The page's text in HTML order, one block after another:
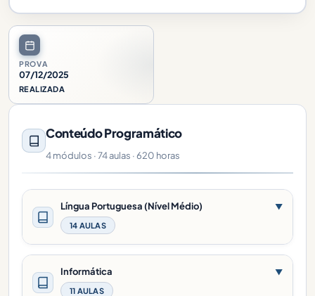
PROVA
07/12/2025
REALIZADA
Conteúdo Programático
4 módulos · 74 aulas · 620 horas
Língua Portuguesa (Nível Médio)
14 AULAS
▼
Informática
11 AULAS
▼